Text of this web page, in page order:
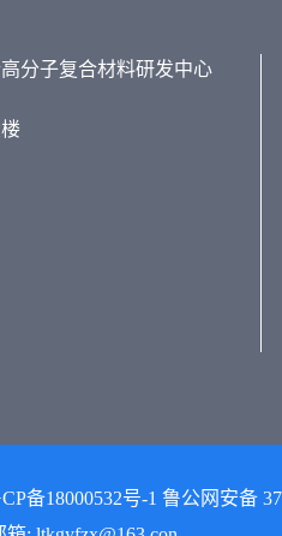
分子复合材料研发中心
18000532号-1 鲁公网安备